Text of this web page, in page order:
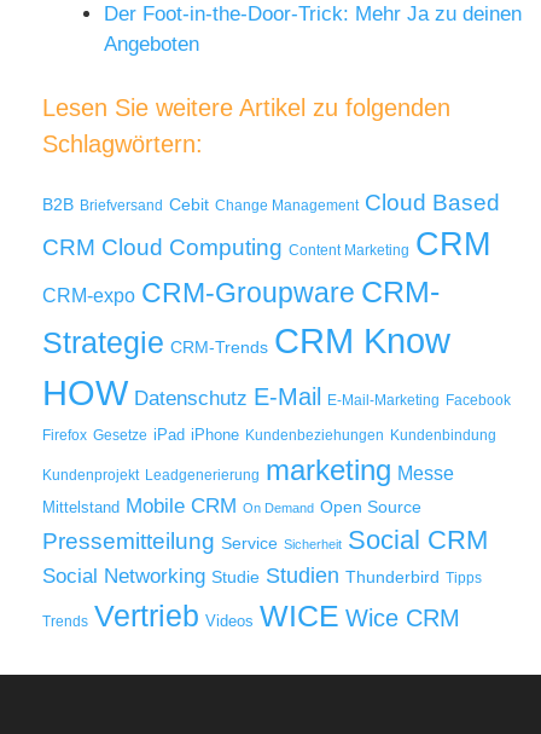
Der Foot-in-the-Door-Trick: Mehr Ja zu deinen
Angeboten
Lesen Sie weitere Artikel zu folgenden
Schlagwörtern:
B2B Briefversand Cebit Change Management Cloud Based
CRM Cloud Computing Content Marketing CRM
CRM-expo CRM-Groupware CRM-
Strategie CRM-Trends CRM Know
HOW Datenschutz E-Mail E-Mail-Marketing Facebook
Firefox Gesetze iPad iPhone Kundenbeziehungen Kundenbindung
Kundenprojekt Leadgenerierung marketing Messe
Mittelstand Mobile CRM On Demand Open Source
Pressemitteilung Service Sicherheit Social CRM
Social Networking Studie Studien Thunderbird Tipps
Trends Vertrieb Videos WICE Wice CRM